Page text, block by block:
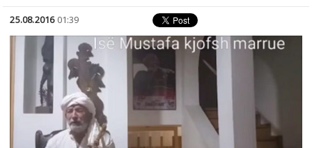
25.08.2016 01:39